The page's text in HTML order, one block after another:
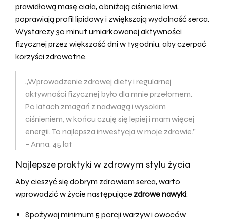
prawidłową masę ciała, obniżają ciśnienie krwi,
poprawiają profil lipidowy i zwiększają wydolność serca.
Wystarczy 30 minut umiarkowanej aktywności
fizycznej przez większość dni w tygodniu, aby czerpać
korzyści zdrowotne.
„Wprowadzenie zdrowej diety i regularnej
aktywności fizycznej było dla mnie przełomem.
Po latach zmagań z nadwagą i wysokim
ciśnieniem, w końcu czuję się lepiej i mam więcej
energii. To najlepsza inwestycja w moje zdrowie.”
– Anna, 45 lat
Najlepsze praktyki w zdrowym stylu życia
Aby cieszyć się dobrym zdrowiem serca, warto
wprowadzić w życie następujące zdrowe nawyki:
Spożywaj minimum 5 porcji warzyw i owoców